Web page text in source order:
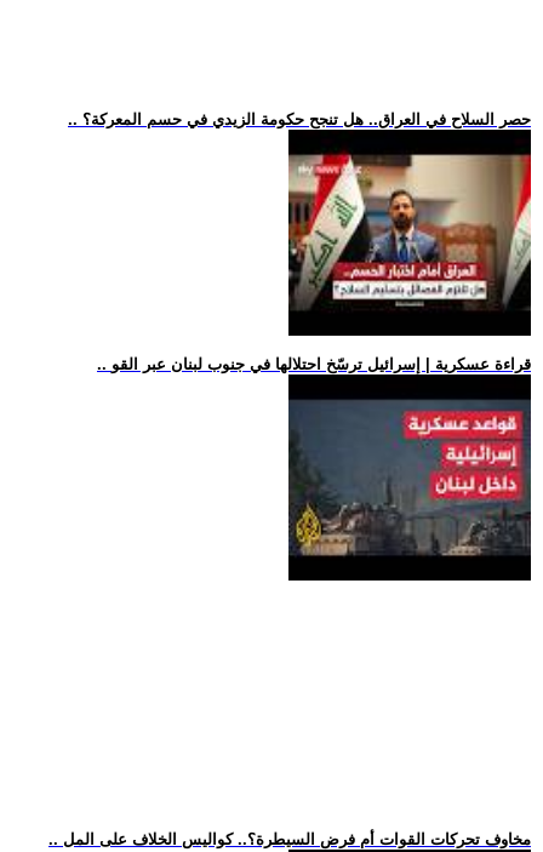
.. حصر السلاح في العراق.. هل تنجح حكومة الزيدي في حسم المعركة؟
.. قراءة عسكرية | إسرائيل ترسّخ احتلالها في جنوب لبنان عبر القو
.. مخاوف تحركات القوات أم فرض السيطرة؟.. كواليس الخلاف على المل